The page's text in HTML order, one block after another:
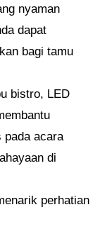
nyaman
dapat
bagi tamu
bistro, LED
pada acara
di
perhatian